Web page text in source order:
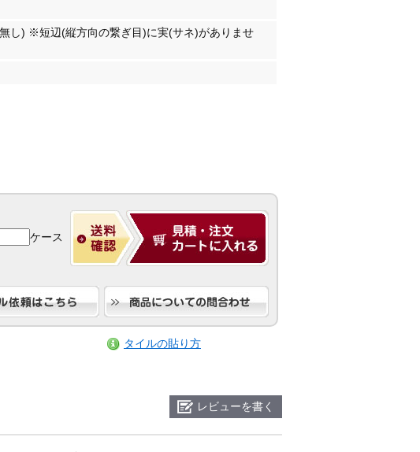
無し) ※短辺(縦方向の繋ぎ目)に実(サネ)がありませ
ケース
タイルの貼り方
レビューを書く